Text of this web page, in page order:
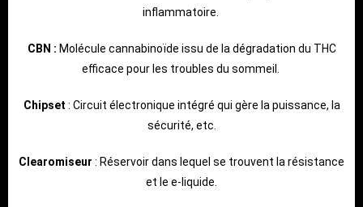
inflammatoire.
CBN : Molécule cannabinoïde issu de la dégradation du THC
efficace pour les troubles du sommeil.
Chipset : Circuit électronique intégré qui gère la puissance, la
sécurité, etc.
Clearomiseur : Réservoir dans lequel se trouvent la résistance
et le e-liquide.